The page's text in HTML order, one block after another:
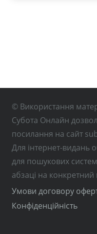
© Використання
Субота Онлайн
посилання на сайт
Для інтернет-видань
для пошукових
абзаці на конкретний
Умови договору
Конфіденційність